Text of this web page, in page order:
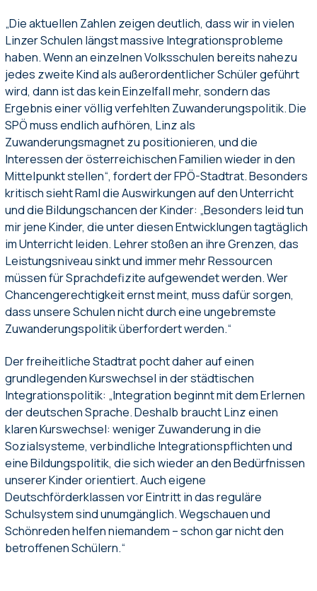
„Die aktuellen Zahlen zeigen deutlich, dass wir in vielen
Linzer Schulen längst massive Integrationsprobleme
haben. Wenn an einzelnen Volksschulen bereits nahezu
jedes zweite Kind als außerordentlicher Schüler geführt
wird, dann ist das kein Einzelfall mehr, sondern das
Ergebnis einer völlig verfehlten Zuwanderungspolitik. Die
SPÖ muss endlich aufhören, Linz als
Zuwanderungsmagnet zu positionieren, und die
Interessen der österreichischen Familien wieder in den
Mittelpunkt stellen“, fordert der FPÖ-Stadtrat. Besonders
kritisch sieht Raml die Auswirkungen auf den Unterricht
und die Bildungschancen der Kinder: „Besonders leid tun
mir jene Kinder, die unter diesen Entwicklungen tagtäglich
im Unterricht leiden. Lehrer stoßen an ihre Grenzen, das
Leistungsniveau sinkt und immer mehr Ressourcen
müssen für Sprachdefizite aufgewendet werden. Wer
Chancengerechtigkeit ernst meint, muss dafür sorgen,
dass unsere Schulen nicht durch eine ungebremste
Zuwanderungspolitik überfordert werden.“
Der freiheitliche Stadtrat pocht daher auf einen
grundlegenden Kurswechsel in der städtischen
Integrationspolitik: „Integration beginnt mit dem Erlernen
der deutschen Sprache. Deshalb braucht Linz einen
klaren Kurswechsel: weniger Zuwanderung in die
Sozialsysteme, verbindliche Integrationspflichten und
eine Bildungspolitik, die sich wieder an den Bedürfnissen
unserer Kinder orientiert. Auch eigene
Deutschförderklassen vor Eintritt in das reguläre
Schulsystem sind unumgänglich. Wegschauen und
Schönreden helfen niemandem – schon gar nicht den
betroffenen Schülern.“